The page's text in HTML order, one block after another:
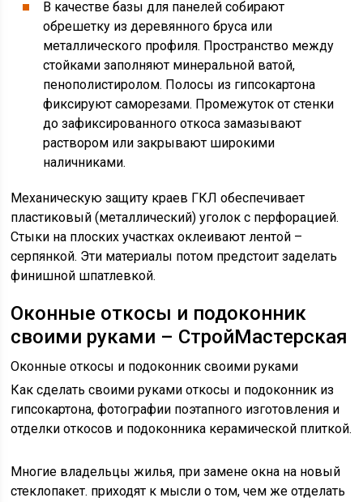
В качестве базы для панелей собирают
обрешетку из деревянного бруса или
металлического профиля. Пространство между
стойками заполняют минеральной ватой,
пенополистиролом. Полосы из гипсокартона
фиксируют саморезами. Промежуток от стенки
до зафиксированного откоса замазывают
раствором или закрывают широкими
наличниками.
Механическую защиту краев ГКЛ обеспечивает
пластиковый (металлический) уголок с перфорацией.
Стыки на плоских участках оклеивают лентой –
серпянкой. Эти материалы потом предстоит заделать
финишной шпатлевкой.
Оконные откосы и подоконник
своими руками – СтройМастерская
Оконные откосы и подоконник своими руками
Как сделать своими руками откосы и подоконник из
гипсокартона, фотографии поэтапного изготовления и
отделки откосов и подоконника керамической плиткой.
Многие владельцы жилья, при замене окна на новый
стеклопакет. приходят к мысли о том, чем же отделать